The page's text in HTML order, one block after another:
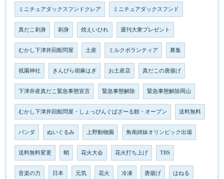
ミニチュアダックスフンドクレア ミニチュアダックスフンド
真だこ刺身 刺身 焼えいひれ 週刊大衆プレゼント
むかし下津井回船問屋 土産 ミルクボランティア 募集
祇園神社 きんぴら胡麻はぎ お土産店 真だこの唐揚げ
下津井産真だこ緊急事態宣言 緊急事態解除 緊急事態解除岡山
むかし下津井回船問屋・しょっぴんぐばざーる館・オープン 送料無料
パンダ ぬいぐるみ 上野動物園 角南姉妹オリンピック出場
送料無料変更 蛸 花火大会 花火打ち上げ TBS
音楽の力 日本 元気 花火 冷凍 唐揚げ はねる